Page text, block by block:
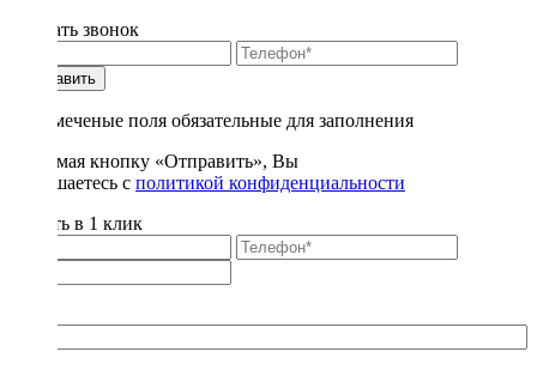
Заказать звонок
Отправить
* - отмеченые поля обязательные для заполнения
Нажимая кнопку «Отправить», Вы
соглашаетесь с политикой конфиденциальности
Купить в 1 клик